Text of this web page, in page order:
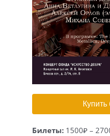
Игра
Билеты: 1500₽ –